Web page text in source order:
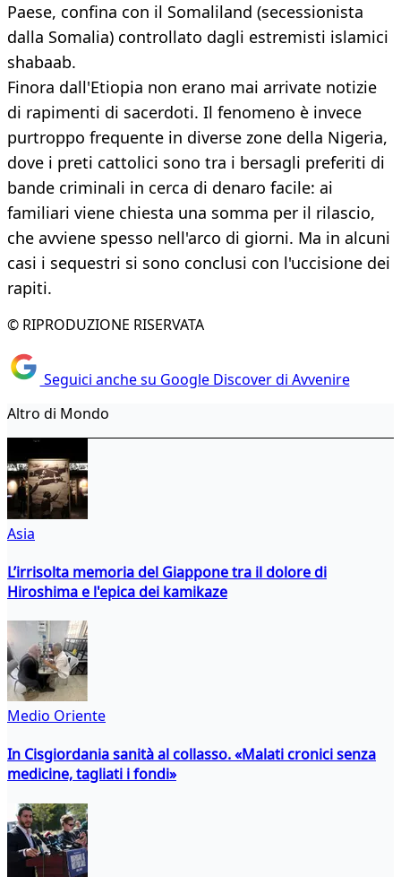
Paese, confina con il Somaliland (secessionista
dalla Somalia) controllato dagli estremisti islamici
shabaab.
Finora dall'Etiopia non erano mai arrivate notizie
di rapimenti di sacerdoti. Il fenomeno è invece
purtroppo frequente in diverse zone della Nigeria,
dove i preti cattolici sono tra i bersagli preferiti di
bande criminali in cerca di denaro facile: ai
familiari viene chiesta una somma per il rilascio,
che avviene spesso nell'arco di giorni. Ma in alcuni
casi i sequestri si sono conclusi con l'uccisione dei
rapiti.
© RIPRODUZIONE RISERVATA
Seguici anche su Google Discover di Avvenire
Altro di Mondo
Asia
L’irrisolta memoria del Giappone tra il dolore di
Hiroshima e l'epica dei kamikaze
Medio Oriente
In Cisgiordania sanità al collasso. «Malati cronici senza
medicine, tagliati i fondi»